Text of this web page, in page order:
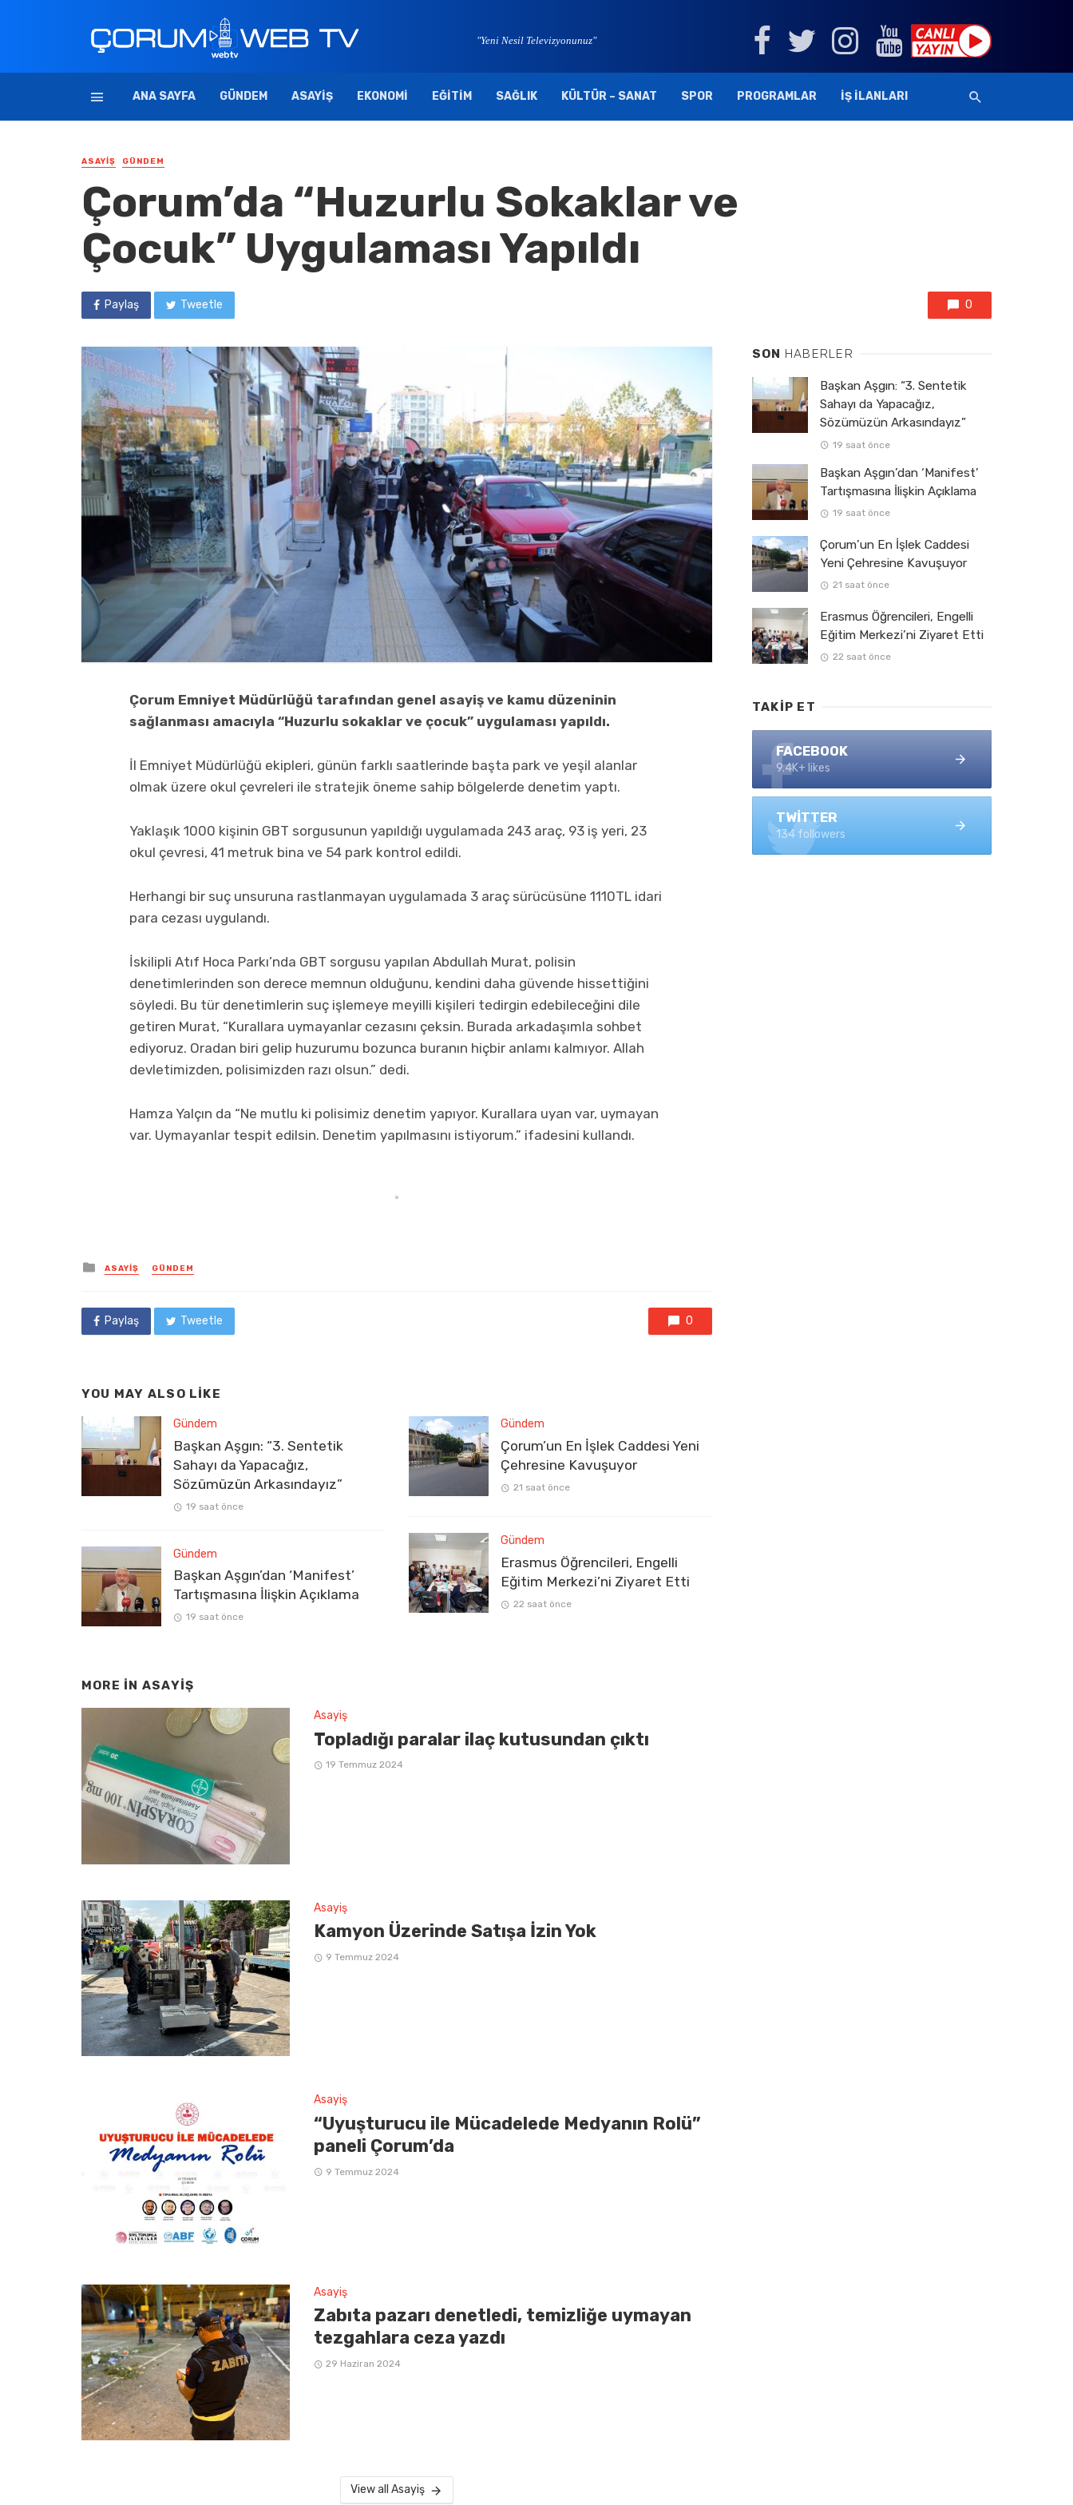
"Yeni Nesil Televizyonunuz"
ANA SAYFA GÜNDEM ASAYIŞ EKONOMI EĞITIM SAĞLIK KÜLTÜR – SANAT SPOR PROGRAMLAR İŞ İLANLARI
ASAYIŞ GÜNDEM
Çorum’da “Huzurlu Sokaklar ve
Çocuk” Uygulaması Yapıldı
Paylaş Tweetle 0
Çorum Emniyet Müdürlüğü tarafından genel asayiş ve kamu düzeninin
sağlanması amacıyla “Huzurlu sokaklar ve çocuk” uygulaması yapıldı.
İl Emniyet Müdürlüğü ekipleri, günün farklı saatlerinde başta park ve yeşil alanlar
olmak üzere okul çevreleri ile stratejik öneme sahip bölgelerde denetim yaptı.
Yaklaşık 1000 kişinin GBT sorgusunun yapıldığı uygulamada 243 araç, 93 iş yeri, 23
okul çevresi, 41 metruk bina ve 54 park kontrol edildi.
Herhangi bir suç unsuruna rastlanmayan uygulamada 3 araç sürücüsüne 1110TL idari
para cezası uygulandı.
İskilipli Atıf Hoca Parkı’nda GBT sorgusu yapılan Abdullah Murat, polisin
denetimlerinden son derece memnun olduğunu, kendini daha güvende hissettiğini
söyledi. Bu tür denetimlerin suç işlemeye meyilli kişileri tedirgin edebileceğini dile
getiren Murat, “Kurallara uymayanlar cezasını çeksin. Burada arkadaşımla sohbet
ediyoruz. Oradan biri gelip huzurumu bozunca buranın hiçbir anlamı kalmıyor. Allah
devletimizden, polisimizden razı olsun.” dedi.
Hamza Yalçın da “Ne mutlu ki polisimiz denetim yapıyor. Kurallara uyan var, uymayan
var. Uymayanlar tespit edilsin. Denetim yapılmasını istiyorum.” ifadesini kullandı.
Posted
in
ASAYIŞ GÜNDEM
Paylaş Tweetle 0
YOU MAY ALSO LIKE
Gündem
Başkan Aşgın: “3. Sentetik
Sahayı da Yapacağız,
Sözümüzün Arkasındayız”
19 saat önce
Gündem
Başkan Aşgın’dan ‘Manifest’
Tartışmasına İlişkin Açıklama
19 saat önce
Gündem
Çorum’un En İşlek Caddesi Yeni
Çehresine Kavuşuyor
21 saat önce
Gündem
Erasmus Öğrencileri, Engelli
Eğitim Merkezi’ni Ziyaret Etti
22 saat önce
MORE IN ASAYIŞ
Asayiş
Topladığı paralar ilaç kutusundan çıktı
19 Temmuz 2024
Asayiş
Kamyon Üzerinde Satışa İzin Yok
9 Temmuz 2024
Asayiş
“Uyuşturucu ile Mücadelede Medyanın Rolü”
paneli Çorum’da
9 Temmuz 2024
Asayiş
Zabıta pazarı denetledi, temizliğe uymayan
tezgahlara ceza yazdı
29 Haziran 2024
View all Asayiş
SON HABERLER
Başkan Aşgın: “3. Sentetik
Sahayı da Yapacağız,
Sözümüzün Arkasındayız”
19 saat önce
Başkan Aşgın’dan ‘Manifest’
Tartışmasına İlişkin Açıklama
19 saat önce
Çorum’un En İşlek Caddesi
Yeni Çehresine Kavuşuyor
21 saat önce
Erasmus Öğrencileri, Engelli
Eğitim Merkezi’ni Ziyaret Etti
22 saat önce
TAKIP ET
FACEBOOK
9.4K+ likes
TWITTER
134 followers